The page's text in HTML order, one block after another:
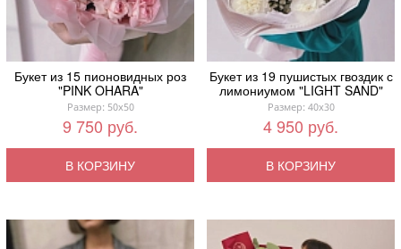
Букет из 15 пионовидных роз
"PINK OHARA"
Размер: 50x50
9 750 руб.
В КОРЗИНУ
Букет из 19 пушистых гвоздик с
лимониумом "LIGHT SAND"
Размер: 40x30
4 950 руб.
В КОРЗИНУ